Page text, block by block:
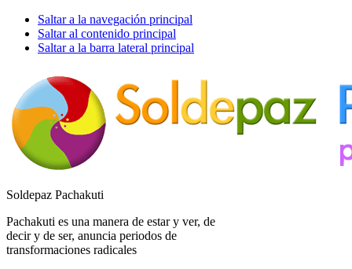
Saltar a la navegación principal
Saltar al contenido principal
Saltar a la barra lateral principal
Soldepaz Pachakuti
Pachakuti es una manera de estar y ver, de
decir y de ser, anuncia periodos de
transformaciones radicales